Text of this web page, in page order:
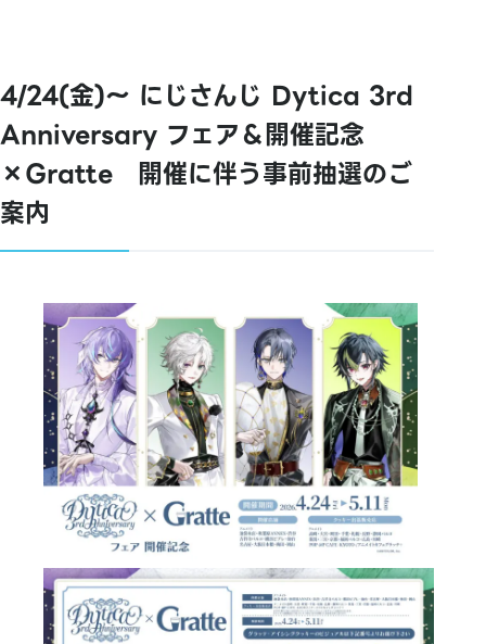
4/24(金)～ にじさんじ Dytica 3rd
Anniversary フェア＆開催記念
×Gratte 開催に伴う事前抽選のご
案内